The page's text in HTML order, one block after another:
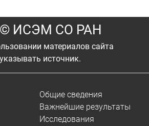
© ИСЭМ СО РАН
материалов сайта
источник.
Общие сведения
Важнейшие результаты
Исследования